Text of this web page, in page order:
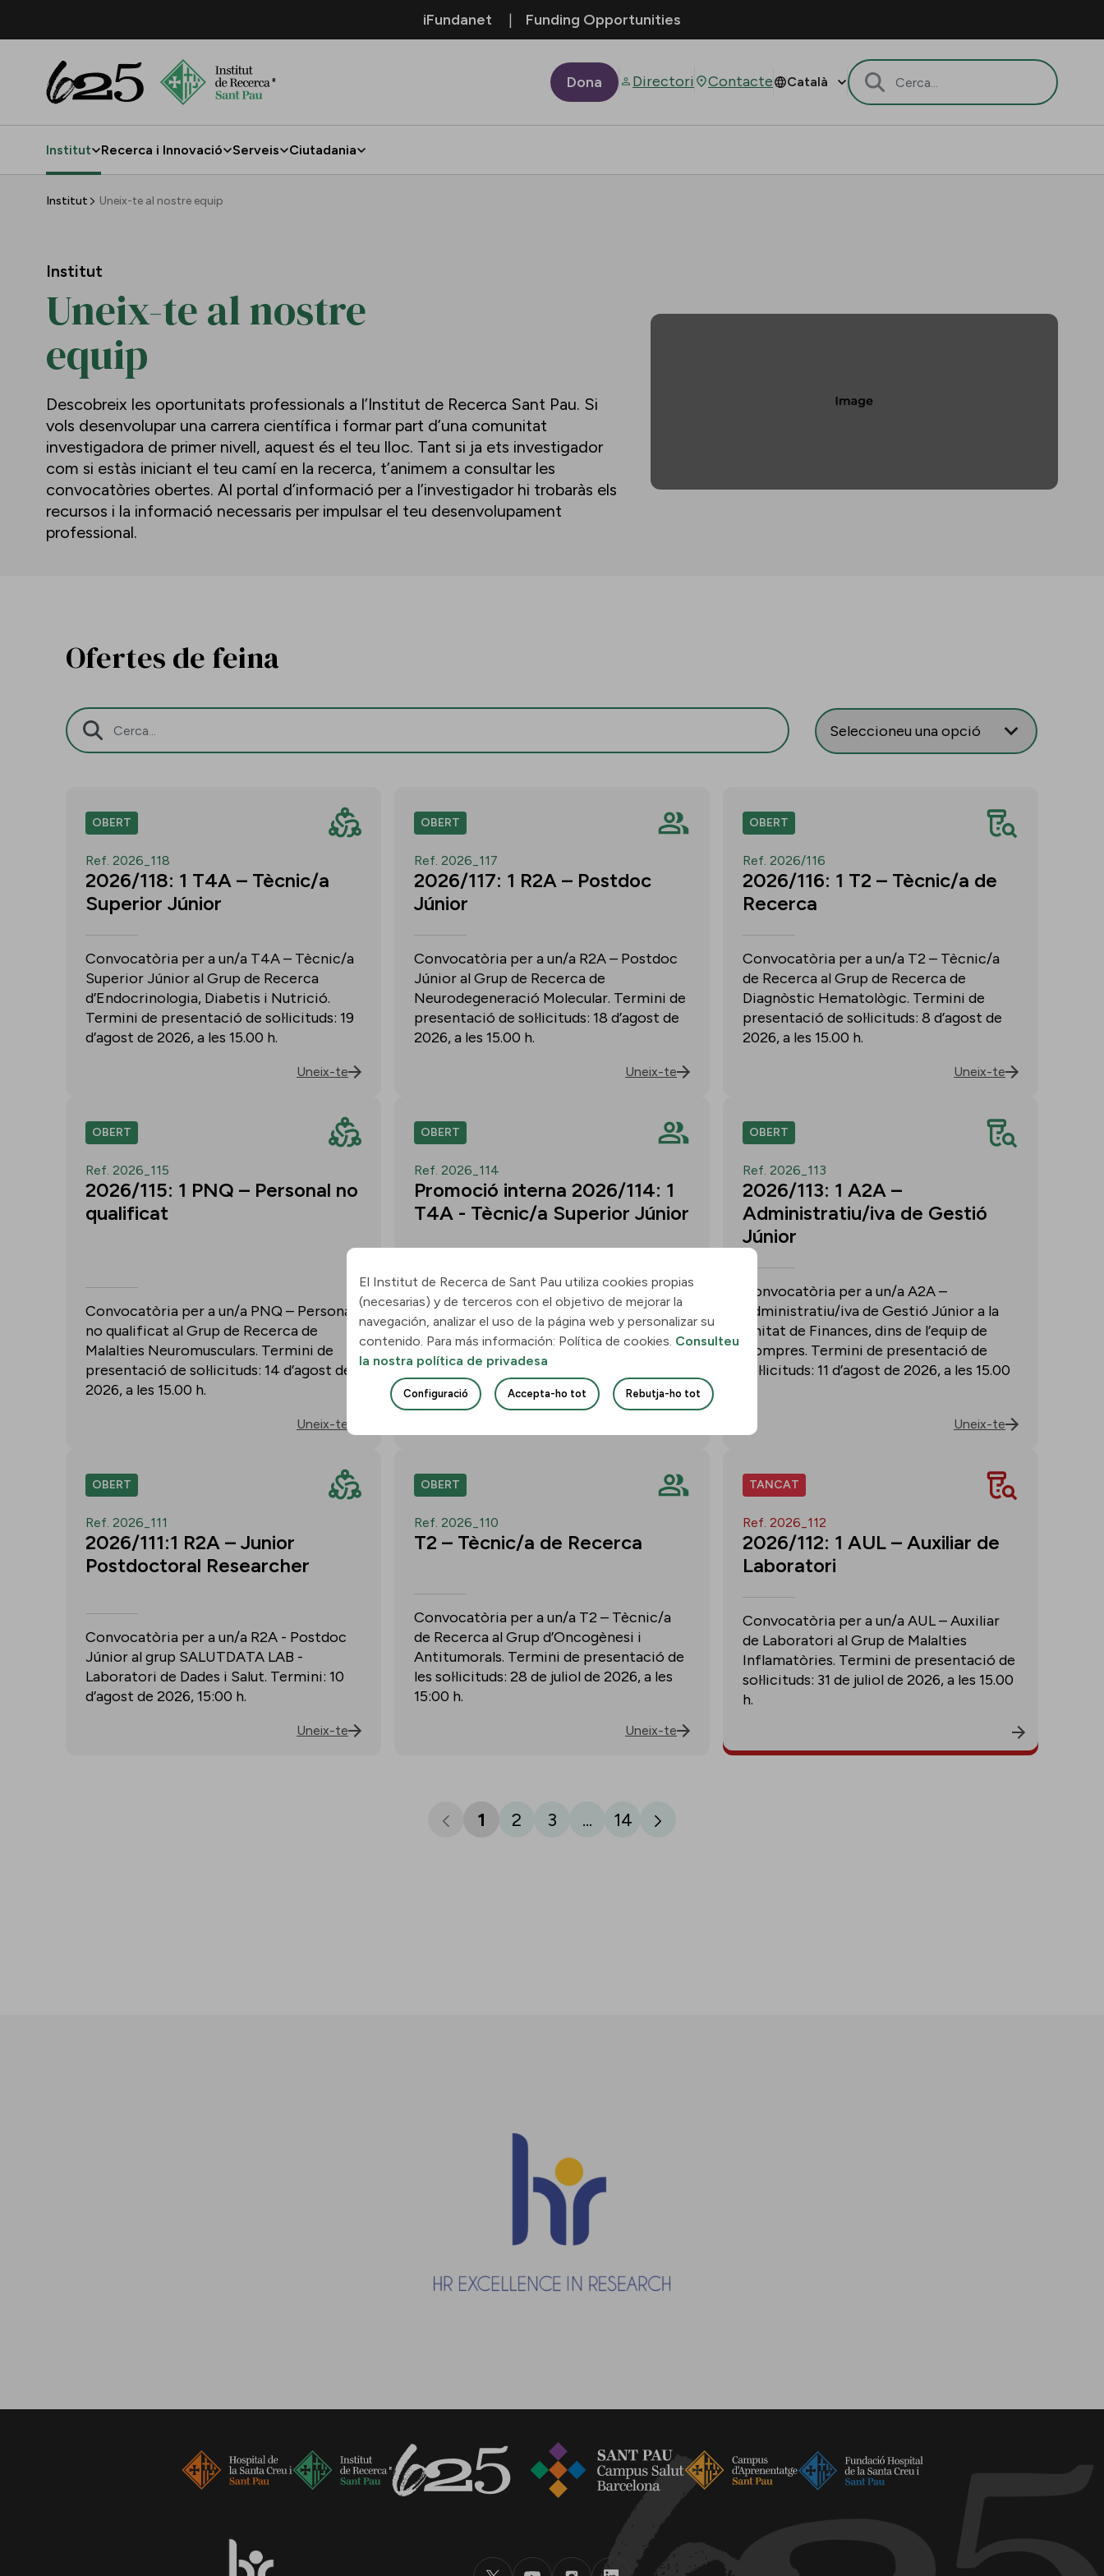
iFundanet Funding Opportunities
Dona Directori Contacte
Institut Recerca i Innovació Serveis Ciutadania
Institut Uneix-te al nostre equip
Institut
Uneix-te al nostre
equip
Descobreix les oportunitats professionals a l’Institut de Recerca Sant Pau. Si
vols desenvolupar una carrera científica i formar part d’una comunitat
investigadora de primer nivell, aquest és el teu lloc. Tant si ja ets investigador
com si estàs iniciant el teu camí en la recerca, t’animem a consultar les
convocatòries obertes. Al portal d’informació per a l’investigador hi trobaràs els
recursos i la informació necessaris per impulsar el teu desenvolupament
professional.
Ofertes de feina
Barra de cerca
OBERT
Ref. 2026_118
2026/118: 1 T4A – Tècnic/a
Superior Júnior
Convocatòria per a un/a T4A – Tècnic/a
Superior Júnior al Grup de Recerca
d’Endocrinologia, Diabetis i Nutrició.
Termini de presentació de sol·licituds: 19
d’agost de 2026, a les 15.00 h.
Uneix-te
OBERT
Ref. 2026_117
2026/117: 1 R2A – Postdoc
Júnior
Convocatòria per a un/a R2A – Postdoc
Júnior al Grup de Recerca de
Neurodegeneració Molecular. Termini de
presentació de sol·licituds: 18 d’agost de
2026, a les 15.00 h.
Uneix-te
OBERT
Ref. 2026/116
2026/116: 1 T2 – Tècnic/a de
Recerca
Convocatòria per a un/a T2 – Tècnic/a
de Recerca al Grup de Recerca de
Diagnòstic Hematològic. Termini de
presentació de sol·licituds: 8 d’agost de
2026, a les 15.00 h.
Uneix-te
OBERT
Ref. 2026_115
2026/115: 1 PNQ – Personal no
qualificat
Convocatòria per a un/a PNQ – Personal
no qualificat al Grup de Recerca de
Malalties Neuromusculars. Termini de
presentació de sol·licituds: 14 d’agost de
2026, a les 15.00 h.
Uneix-te
OBERT
Ref. 2026_114
Promoció interna 2026/114: 1
T4A - Tècnic/a Superior Júnior
Convocatòria per a un/a T4A - Tècnic/a
Superior Júnior al grup Neurobiologia de
les Demències - Multilingual Aphasia &
Dementia Research Lab. Termini: 11
d’agost de 2026, 15.00 h.
OBERT
Ref. 2026_113
2026/113: 1 A2A –
Administratiu/iva de Gestió
Júnior
Convocatòria per a un/a A2A –
Administratiu/iva de Gestió Júnior a la
Unitat de Finances, dins de l’equip de
Compres. Termini de presentació de
sol·licituds: 11 d’agost de 2026, a les 15.00
Uneix-te
OBERT
Ref. 2026_111
2026/111:1 R2A – Junior
Postdoctoral Researcher
Convocatòria per a un/a R2A - Postdoc
Júnior al grup SALUTDATA LAB -
Laboratori de Dades i Salut. Termini: 10
d’agost de 2026, 15:00 h.
Uneix-te
OBERT
Ref. 2026_110
T2 – Tècnic/a de Recerca
Convocatòria per a un/a T2 – Tècnic/a
de Recerca al Grup d’Oncogènesi i
Antitumorals. Termini de presentació de
les sol·licituds: 28 de juliol de 2026, a les
15:00 h.
Uneix-te
TANCAT
Ref. 2026_112
2026/112: 1 AUL – Auxiliar de
Laboratori
Convocatòria per a un/a AUL – Auxiliar
de Laboratori al Grup de Malalties
Inflamatòries. Termini de presentació de
sol·licituds: 31 de juliol de 2026, a les 15.00
h.
1 2 3 ... 14
El Institut de Recerca de Sant Pau utiliza cookies propias
(necesarias) y de terceros con el objetivo de mejorar la
navegación, analizar el uso de la página web y personalizar su
contenido. Para más información: Política de cookies. Consulteu
la nostra política de privadesa
Configuració Accepta-ho tot Rebutja-ho tot